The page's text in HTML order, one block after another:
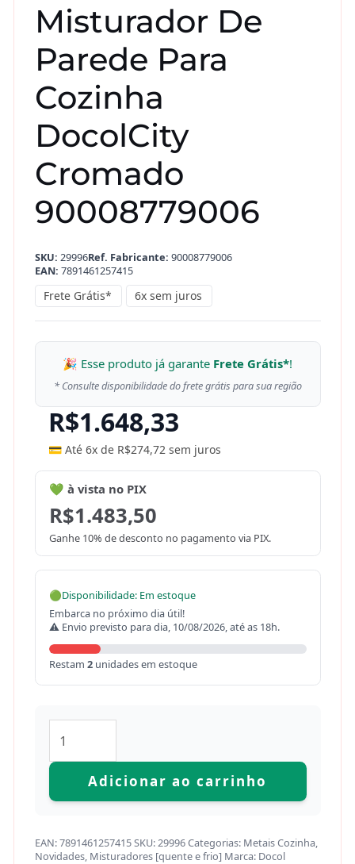
Misturador De
Parede Para
Cozinha
DocolCity
Cromado
90008779006
SKU: 29996Ref. Fabricante: 90008779006
EAN: 7891461257415
Frete Grátis* 6x sem juros
🎉 Esse produto já garante Frete Grátis*!
* Consulte disponibilidade do frete grátis para sua região
R$1.648,33
💳 Até 6x de R$274,72 sem juros
💚 à vista no PIX
R$1.483,50
Ganhe 10% de desconto no pagamento via PIX.
🟢Disponibilidade: Em estoque
Embarca no próximo dia útil!
⚠ Envio previsto para dia, 10/08/2026, até as 18h.
Restam 2unidades em estoque
Adicionar ao carrinho
EAN:7891461257415SKU: 29996Categorias: Metais Cozinha
Novidades, Misturadores [quente e frio] Marca: Docol